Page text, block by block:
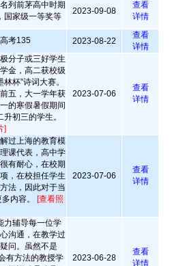
列前茅高中时期
国家级一等奖等
2023-09-08
查看
详情
考135 2023-08-22
查看
详情
分子或三好学生
金，高二获校级
杯”诗词大赛。
五，大一学年获
的寒假暑假期间
初三的学生。
]
2023-07-06
查看
详情
过上海的教育模
课代表，高中学
有耐心，在校期
，在校担任学生
法，因此对于当
内容。
[查看照
2023-07-06
查看
详情
力辅导每一位学
沟通，在教学过
问。虽然不是
有方法的教授学
2023-06-28
查看
详情